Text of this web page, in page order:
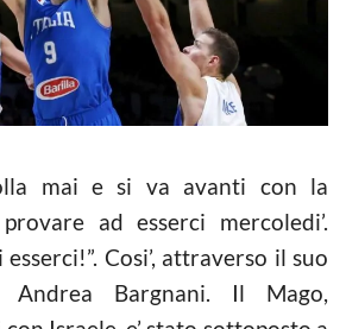
mai e si va avanti con la
ad esserci mercoledi’.
Cosi’, attraverso il suo
Andrea Bargnani. Il Mago,